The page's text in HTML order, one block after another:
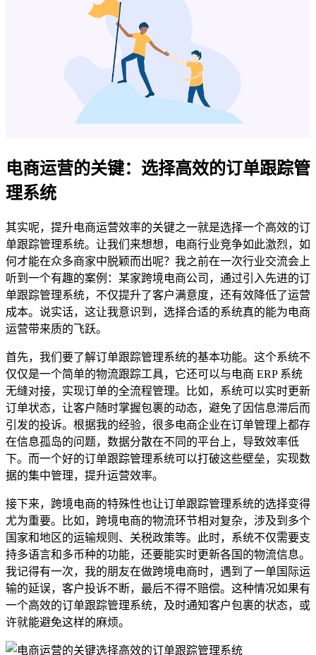
电商运营的关键：选择高效的订单跟踪管
理系统
其实呢，提升电商运营效率的关键之一就是选择一个高效的订
单跟踪管理系统。让我们来想想，电商行业竞争如此激烈，如
何才能在众多商家中脱颖而出呢？我之前在一次行业交流会上
听到一个有趣的案例：某家跨境电商公司，通过引入先进的订
单跟踪管理系统，不仅提升了客户满意度，还有效降低了运营
成本。说实话，这让我意识到，选择合适的系统真的能为电商
运营带来质的飞跃。
首先，我们要了解订单跟踪管理系统的基本功能。这个系统不
仅仅是一个简单的物流跟踪工具，它还可以与电商 ERP 系统
无缝对接，实现订单的全流程管理。比如，系统可以实时更新
订单状态，让客户随时掌握包裹的动态，避免了因信息滞后而
引发的投诉。根据我的经验，很多电商企业在订单管理上都存
在信息孤岛的问题，数据分散在不同的平台上，导致效率低
下。而一个好的订单跟踪管理系统可以打破这些壁垒，实现数
据的集中管理，提升运营效率。
接下来，跨境电商的特殊性也让订单跟踪管理系统的选择变得
尤为重要。比如，跨境电商的物流环节相对复杂，涉及到多个
国家和地区的运输规则、关税政策等。此时，系统不仅需要支
持多语言和多币种的功能，还要能实时更新各国的物流信息。
我记得有一次，我的朋友在做跨境电商时，遇到了一单国际运
输的延误，客户投诉不断，最后不得不赔偿。这种情况如果有
一个高效的订单跟踪管理系统，及时通知客户包裹的状态，或
许就能避免这样的麻烦。